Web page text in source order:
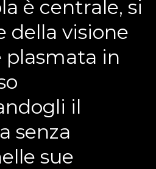
è centrale, si
della visione
plasmata in
il
senza
sue